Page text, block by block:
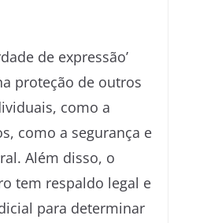
de expressão’
proteção de outros
como a
como a segurança e
Além disso, o
tem respaldo legal e
para determinar